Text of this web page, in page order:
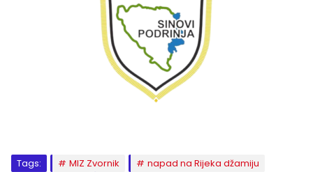
Tags: MIZ Zvornik
napad na Rijeka džamiju